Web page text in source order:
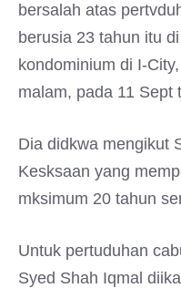
bersalah atas
berusia 23 tahun itu
kondominium di I-
malam, pada 11 Sept
Dia didkwa mengikut
Kesksaan yang
mksimum 20 tahun
Untuk pertuduhan
Syed Shah Iqmal